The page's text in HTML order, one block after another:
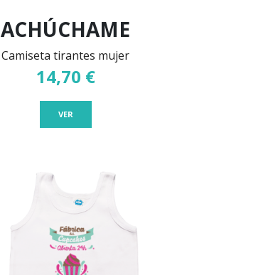
ACHÚCHAME
Camiseta tirantes mujer
14,70 €
VER